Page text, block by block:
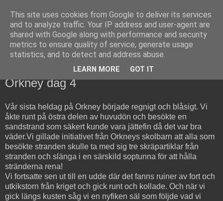
Copsons bloggerier
Vad som händer och sker i copsons värld...
Orkney dag 4
Vår sista heldag på Orkney började regnigt och blåsigt. Vi
åkte runt på östra delen av huvudön och besökte en
sandstrand som säkert kunde vara jättefin då det var bra
väder.Vi gillade initiativet från Orkneys skolbarn att alla som
besökte stranden skulle ta med sig tre skräpartiklar från
stranden och slänga i en särskild soptunna för att hålla
stränderna rena!
Vi fortsatte sen ut till en udde där det fanns ruiner av fort och
utkikstorn från kriget och gick runt och kollade. Och när vi
gick längs kusten såg vi en nyfiken säl som följde vad vi
This site uses cookies from Google to deliver its services
and to analyze traffic. Your IP address and user-agent are
shared with Google along with performance and security
metrics to ensure quality of service, generate usage
statistics, and to detect and address abuse.
LEARN MORE GOT IT